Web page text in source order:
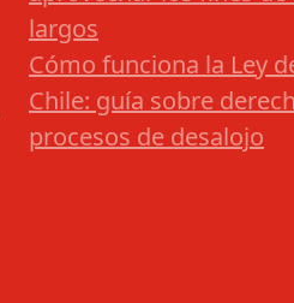
largos
Cómo funciona la Ley
Chile: guía sobre
procesos de desalojo